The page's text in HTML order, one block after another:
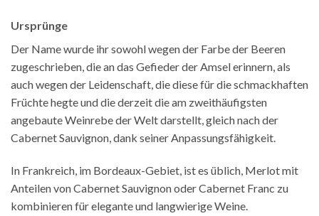
Ursprünge
Der Name wurde ihr sowohl wegen der Farbe der Beeren
zugeschrieben, die an das Gefieder der Amsel erinnern, als
auch wegen der Leidenschaft, die diese für die schmackhaften
Früchte hegte und die derzeit die am zweithäufigsten
angebaute Weinrebe der Welt darstellt, gleich nach der
Cabernet Sauvignon, dank seiner Anpassungsfähigkeit.
In Frankreich, im Bordeaux-Gebiet, ist es üblich, Merlot mit
Anteilen von Cabernet Sauvignon oder Cabernet Franc zu
kombinieren für elegante und langwierige Weine.